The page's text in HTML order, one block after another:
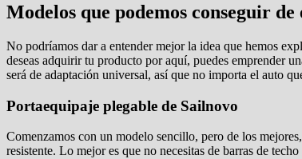
Modelos que podemos conseguir de
No podríamos dar a entender mejor la idea que hemos
deseas adquirir tu producto por aquí, puedes emprender
será de adaptación universal, así que no importa el auto
Portaequipaje plegable de Sailnovo
Comenzamos con un modelo sencillo, pero de los
resistente. Lo mejor es que no necesitas de barras de